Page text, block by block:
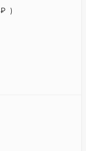
)